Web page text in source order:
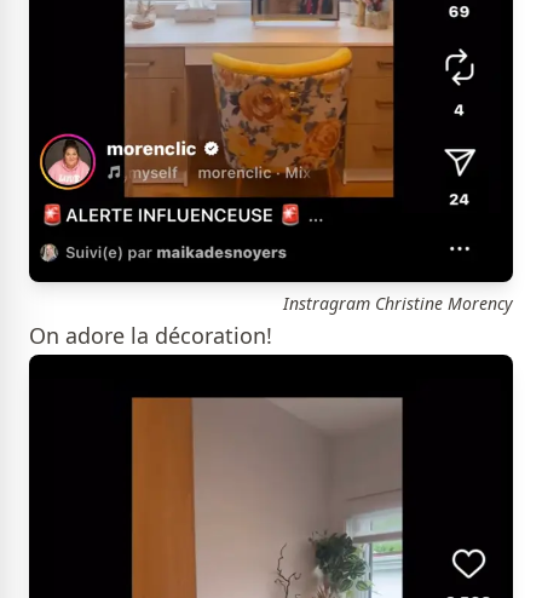
Instragram Christine Morency
On adore la décoration!